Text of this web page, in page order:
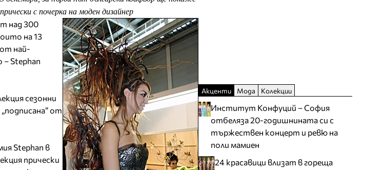
с почерка на моден дизайнер
над 300
на 13
най-
Stephan
сезонни
от
Stephan в
прически
Акценти Мода Колекции
Институт Конфуций – София
отбеляза 20-годишнината си с
тържествен концерт и ревю на
поли мамиен
24 красавици влизат в гореща